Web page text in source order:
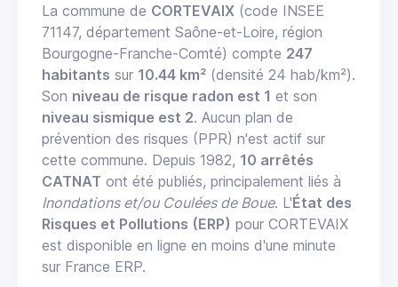
La commune de CORTEVAIX (code INSEE
71147, département Saône-et-Loire, région
Bourgogne-Franche-Comté) compte 247
habitants sur 10.44 km² (densité 24 hab/km²).
Son niveau de risque radon est 1 et son
niveau sismique est 2. Aucun plan de
prévention des risques (PPR) n'est actif sur
cette commune. Depuis 1982, 10 arrêtés
CATNAT ont été publiés, principalement liés à
Inondations et/ou Coulées de Boue. L'État des
Risques et Pollutions (ERP) pour CORTEVAIX
est disponible en ligne en moins d'une minute
sur France ERP.